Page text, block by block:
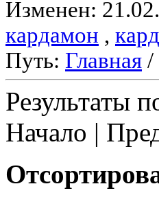
Изменен:
кардамон ,
Путь: Главная /
Результаты
Начало |